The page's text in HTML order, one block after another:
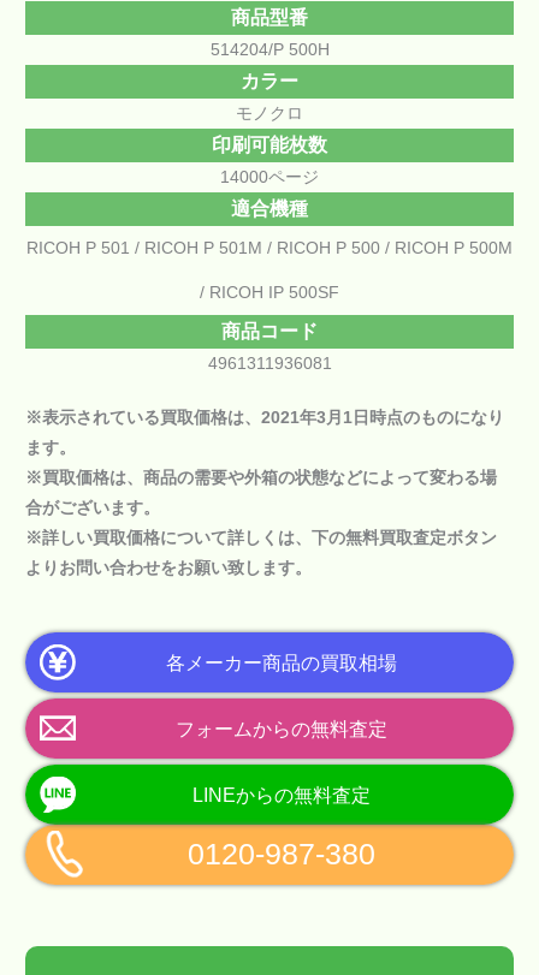
商品型番
514204/P 500H
カラー
モノクロ
印刷可能枚数
14000ページ
適合機種
RICOH P 501 RICOH P 501M RICOH P 500 RICOH P 500M
RICOH IP 500SF
商品コード
4961311936081
※表示されている買取価格は、2021年3月1日時点のものになり
ます。
※買取価格は、商品の需要や外箱の状態などによって変わる場
合がございます。
※詳しい買取価格について詳しくは、下の無料買取査定ボタン
よりお問い合わせをお願い致します。
各メーカー商品の買取相場
フォームからの無料査定
LINEからの無料査定
0120-987-380